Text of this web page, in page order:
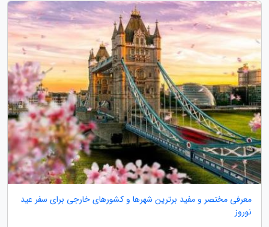
معرفی مختصر و مفید برترین شهرها و کشورهای خارجی برای سفر عید
نوروز